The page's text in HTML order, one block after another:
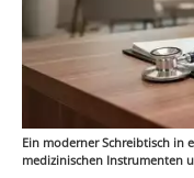
Ein moderner Schreibtisch in
medizinischen Instrumenten